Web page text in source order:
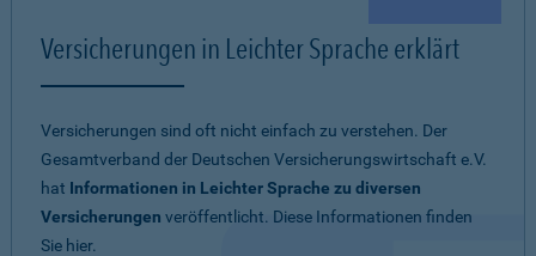
Versicherungen in Leichter Sprache erklärt
Versicherungen sind oft nicht einfach zu verstehen. Der
Gesamtverband der Deutschen Versicherungswirtschaft e.V.
hat Informationen in Leichter Sprache zu diversen
Versicherungen veröffentlicht. Diese Informationen finden
Sie hier.